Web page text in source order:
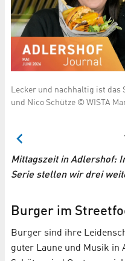
Lecker und nachhaltig ist
und Nico Schütze © WISTA
Mittagszeit in Adlershof:
Serie stellen wir drei
Burger im
Burger sind ihre
guter Laune und Musik in